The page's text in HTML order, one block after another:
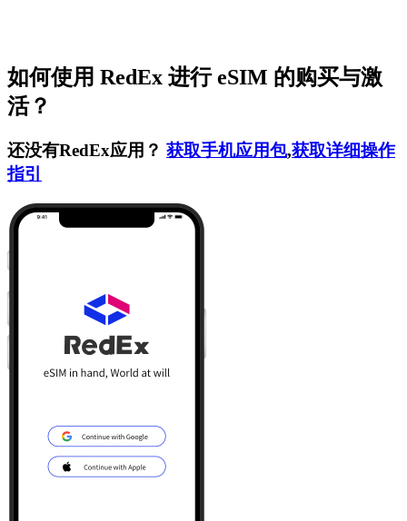
如何使用 RedEx 进行 eSIM 的购买与激
活？
还没有RedEx应用？ 获取手机应用包,获取详细操作
指引